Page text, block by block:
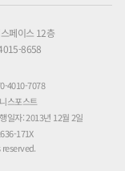
페이스 12층
8658
4010-7078
스포스트
일자: 2013년 12월 2일
171X